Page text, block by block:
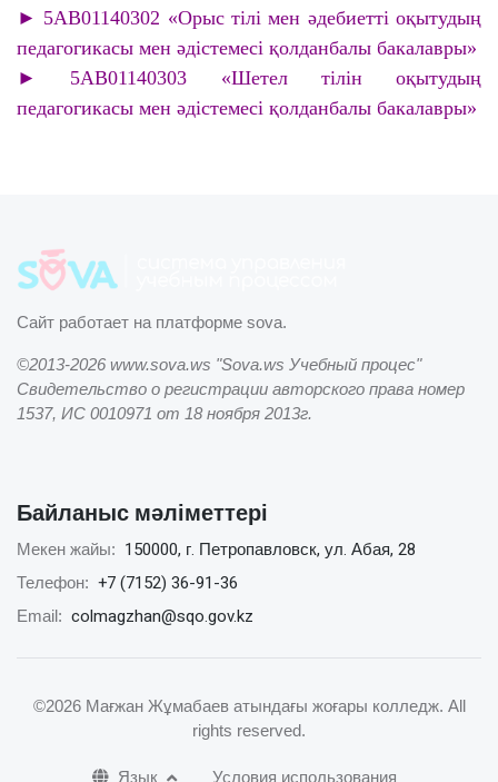
► 5AB01140302 «Орыс тілі мен әдебиетті оқытудың
педагогикасы мен әдістемесі қолданбалы бакалавры»
► 5AB01140303 «Шетел тілін оқытудың
педагогикасы мен әдістемесі қолданбалы бакалавры»
Сайт работает на платформе sova.
©2013-2026 www.sova.ws "Sova.ws Учебный процес"
Свидетельство о регистрации авторского права номер
1537, ИС 0010971 от 18 ноября 2013г.
Байланыс мәліметтері
Мекен жайы: 150000, г. Петропавловск, ул. Абая, 28
Телефон: +7 (7152) 36-91-36
Email: colmagzhan@sqo.gov.kz
©2026 Мағжан Жұмабаев атындағы жоғары колледж. All
rights reserved.
Язык Условия использования